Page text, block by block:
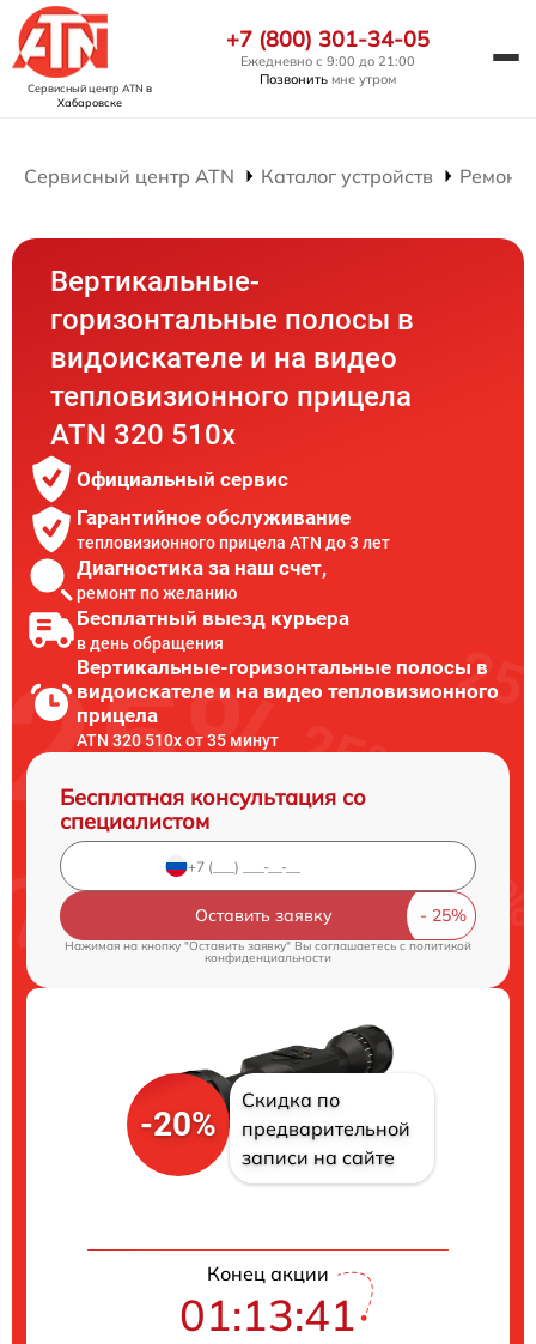
Сервисный центр ATN в
Хабаровске
+7 (800) 301-34-05
Ежедневно с 9:00 до 21:00
Позвонить мне утром
Сервисный центр ATN Каталог устройств Ремонт
Вертикальные-
горизонтальные полосы в
видоискателе и на видео
тепловизионного прицела
ATN 320 510x
Официальный сервис
Гарантийное обслуживание
тепловизионного прицела ATN до 3 лет
Диагностика за наш счет,
ремонт по желанию
Бесплатный выезд курьера
в день обращения
Вертикальные-горизонтальные полосы в
видоискателе и на видео тепловизионного
прицела
ATN 320 510x от 35 минут
Бесплатная консультация со
специалистом
Оставить заявку
Нажимая на кнопку "Оставить заявку" Вы соглашаетесь cполитикой
конфиденциальности
-20%
Скидка по
предварительной
записи на сайте
Конец акции
01:13:41